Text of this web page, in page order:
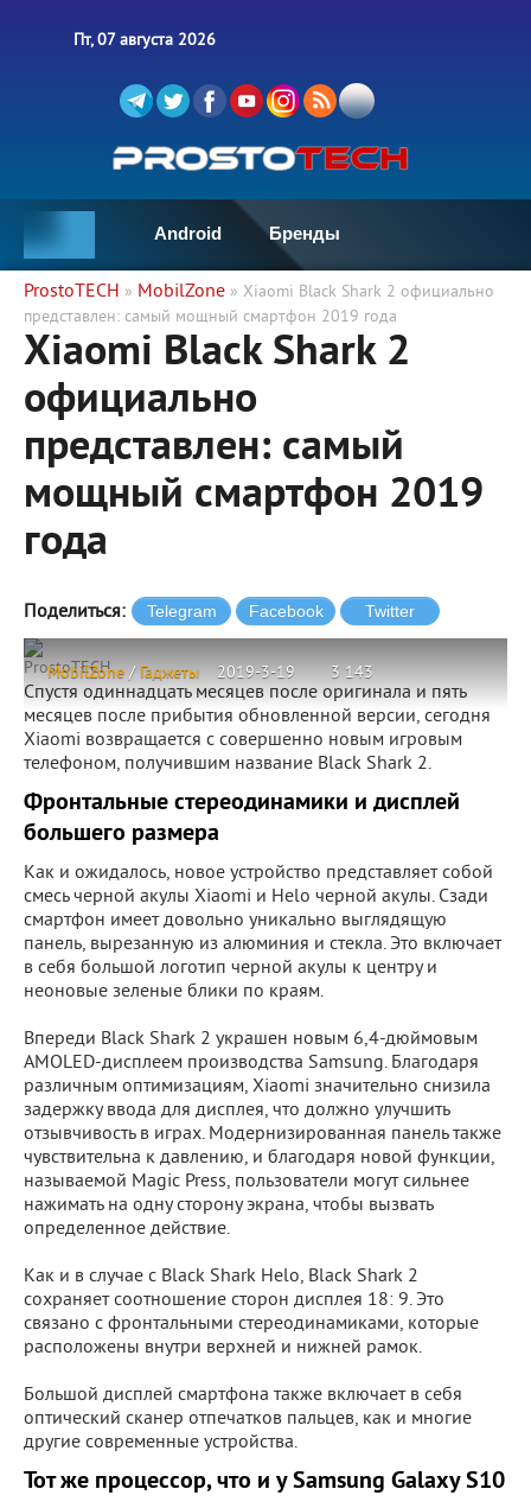
Пт, 07 августа 2026
Android Бренды
ProstoTECH » MobilZone » Xiaomi Black Shark 2 официально
представлен: самый мощный смартфон 2019 года
Xiaomi Black Shark 2
официально
представлен: самый
мощный смартфон 2019
года
Поделиться:
MobilZone / Гаджеты 2019-3-19 3 143
ProstoTECH
Спустя одиннадцать месяцев после оригинала и пять
месяцев после прибытия обновленной версии, сегодня
Xiaomi возвращается с совершенно новым игровым
телефоном, получившим название Black Shark 2.
Фронтальные стереодинамики и дисплей
большего размера
Как и ожидалось, новое устройство представляет собой
смесь черной акулы Xiaomi и Helo черной акулы. Сзади
смартфон имеет довольно уникально выглядящую
панель, вырезанную из алюминия и стекла. Это включает
в себя большой логотип черной акулы к центру и
неоновые зеленые блики по краям.
Впереди Black Shark 2 украшен новым 6,4-дюймовым
AMOLED-дисплеем производства Samsung. Благодаря
различным оптимизациям, Xiaomi значительно снизила
задержку ввода для дисплея, что должно улучшить
отзывчивость в играх. Модернизированная панель также
чувствительна к давлению, и благодаря новой функции,
называемой Magic Press, пользователи могут сильнее
нажимать на одну сторону экрана, чтобы вызвать
определенное действие.
Как и в случае с Black Shark Helo, Black Shark 2
сохраняет соотношение сторон дисплея 18: 9. Это
связано с фронтальными стереодинамиками, которые
расположены внутри верхней и нижней рамок.
Большой дисплей смартфона также включает в себя
оптический сканер отпечатков пальцев, как и многие
другие современные устройства.
Тот же процессор, что и у Samsung Galaxy S10